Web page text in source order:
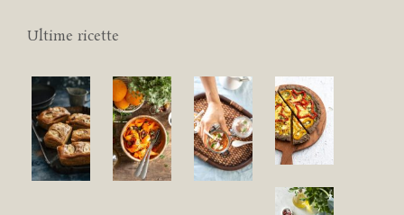
Ultime ricette